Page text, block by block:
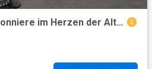
Gepflegte Altbau Garconniere im Herzen der Altstadt!